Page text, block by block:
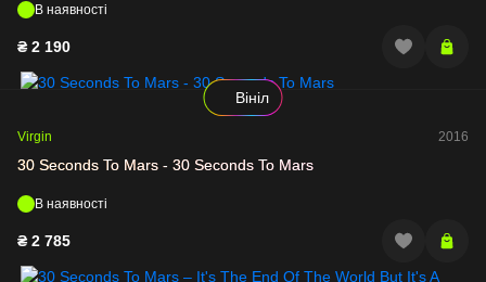
В наявності
₴ 2 190
Вініл
Virgin 2016
30 Seconds To Mars - 30 Seconds To Mars
В наявності
₴ 2 785